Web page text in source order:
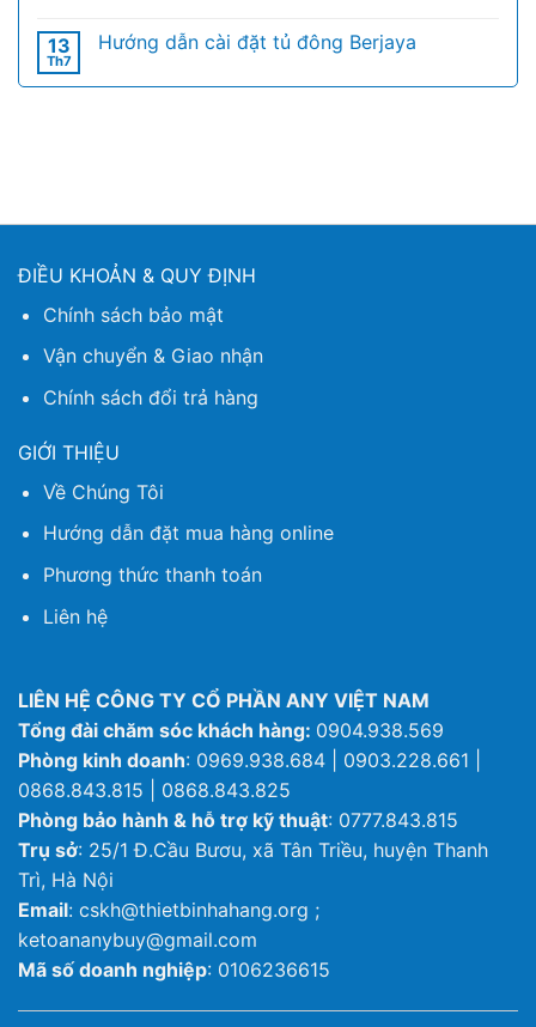
13
Th7
Hướng dẫn cài đặt tủ đông Berjaya
ĐIỀU KHOẢN & QUY ĐỊNH
Chính sách bảo mật
Vận chuyển & Giao nhận
Chính sách đổi trả hàng
GIỚI THIỆU
Về Chúng Tôi
Hướng dẫn đặt mua hàng online
Phương thức thanh toán
Liên hệ
LIÊN HỆ CÔNG TY CỔ PHẦN ANY VIỆT NAM
Tổng đài chăm sóc khách hàng: 0904.938.569
Phòng kinh doanh: 0969.938.684 | 0903.228.661 |
0868.843.815 | 0868.843.825
Phòng bảo hành & hỗ trợ kỹ thuật: 0777.843.815
Trụ sở: 25/1 Đ.Cầu Bươu, xã Tân Triều, huyện Thanh
Trì, Hà Nội
Email: cskh@thietbinhahang.org ;
ketoananybuy@gmail.com
Mã số doanh nghiệp: 0106236615